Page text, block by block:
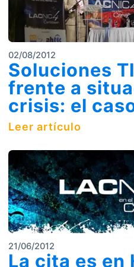
02/08/2012
Soluciones
frente a
crisis: el
Leer artículo
21/06/2012
La cita es en